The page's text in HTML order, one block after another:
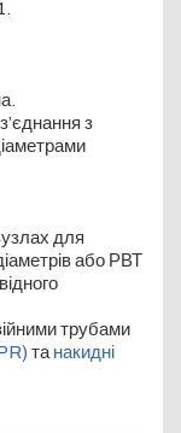
з
для
або РВТ
трубами
та накидні